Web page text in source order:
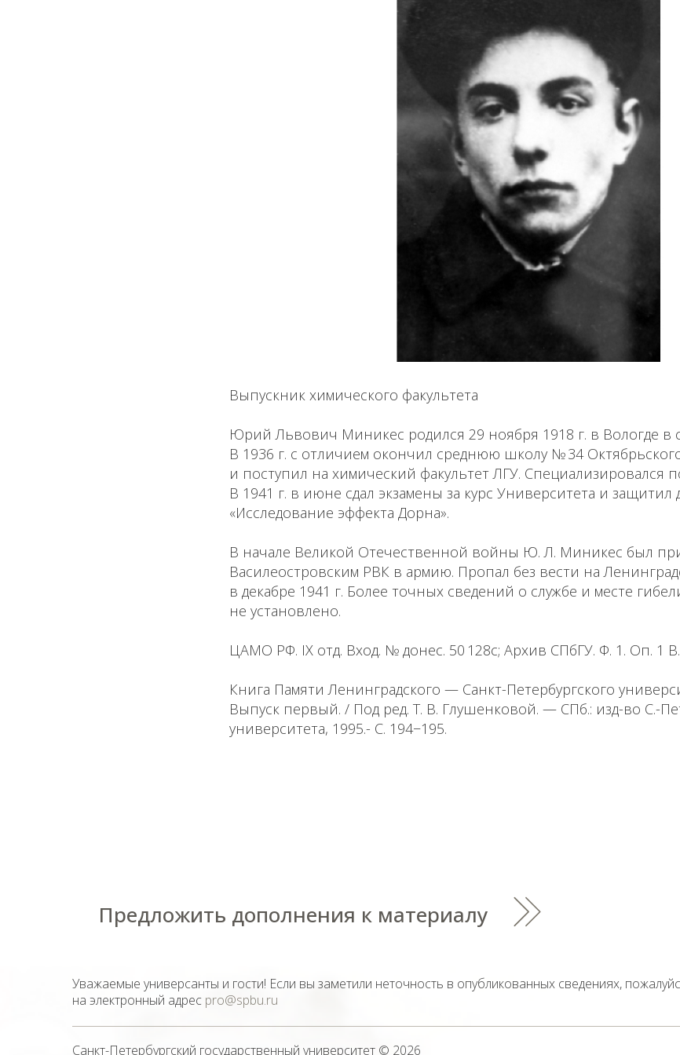
Выпускник химического факультета
Юрий Львович Миникес родился 29 ноября 1918 г. в Вологде в
В 1936 г. с отличием окончил среднюю школу № 34
и поступил на химический факультет ЛГУ. Специализировался
В 1941 г. в июне сдал экзамены за курс Университета и защитил
«Исследование эффекта Дорна».
В начале Великой Отечественной войны Ю. Л. Миникес был
Василеостровским РВК в армию. Пропал без вести на
в декабре 1941 г. Более точных сведений о службе и месте
не установлено.
ЦАМО РФ. IX отд. Вход. № донес. 50 128с; Архив СПбГУ. Ф. 1. Оп. 1 В.
Книга Памяти Ленинградского — Санкт-Петербургского
Выпуск первый. / Под ред. Т. В. Глушенковой. — СПб.: изд-во С.-
университета, 1995.- С. 194−195.
Предложить дополнения к материалу
Уважаемые универсанты и гости! Если вы заметили неточность в опубликованных сведениях,
на электронный адрес pro@spbu.ru
Санкт-Петербургский государственный университет © 2026